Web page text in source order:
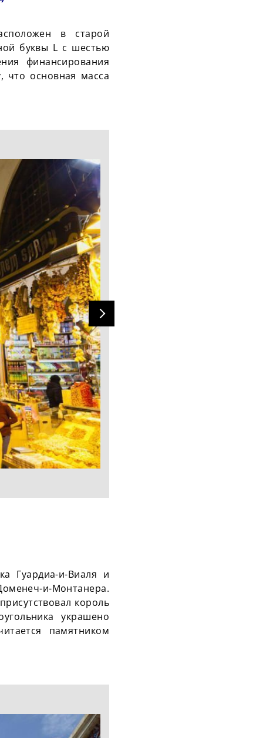
в старой
буквы L с шестью
финансирования
что основная масса
Гуардиа-и-Виаля и
и-Монтанера.
король
украшено
памятником